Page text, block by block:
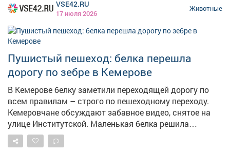
пешеходной доступности площадками для выгула
при проектировании новых микрорайонов
застройщикам рекомендовано размещать такие
площадки», - отписались власти. Они добавили, что
заинтересованные собственники помещений в
многоквартирных домах вправе инициировать общее
собрание и решить обустроить площадку для выгула
на территории своего двора. Помочь организовать
собрание может управляющая компания. Фото:
istockphoto.com
VSE42.RU
17 июля 2026
Животные
Пушистый пешеход: белка перешла
дорогу по зебре в Кемерове
В Кемерове белку заметили переходящей дорогу по
всем правилам – строго по пешеходному переходу.
Кемеровчане обсуждают забавное видео, снятое на
улице Институтской. Маленькая белка решила
пересечь проезжую часть и сделала это на удивление
грамотно – прямиком по пешеходному переходу. Пост